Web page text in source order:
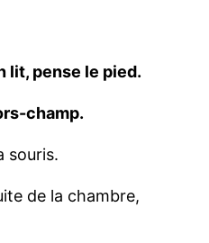
lit, pense le pied.
champ.
souris.
de la chambre,